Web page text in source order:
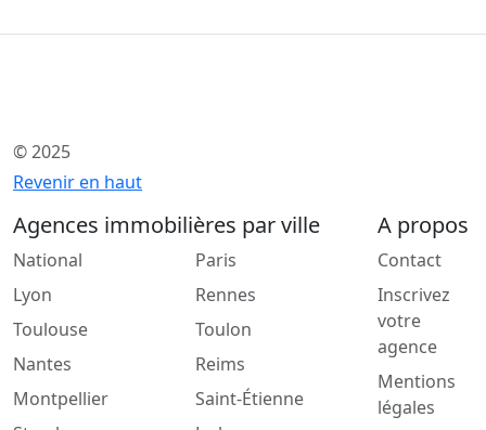
© 2025
Revenir en haut
Agences immobilières par ville
National
Lyon
Toulouse
Nantes
Montpellier
Paris
Rennes
Toulon
Reims
Saint-Étienne
A propos
Contact
Inscrivez
votre
agence
Mentions
légales